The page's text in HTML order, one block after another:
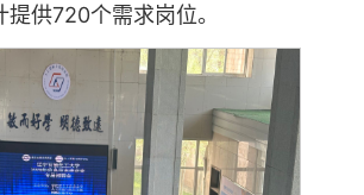
提供720个需求岗位。